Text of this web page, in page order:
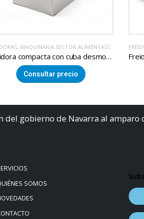
, MAQUINARIA SECTOR ALIMENTACION
Freidora compacta con cuba desmontable de 9+9 litros
Consultar precio
del gobierno de Navarra al
SOMOS